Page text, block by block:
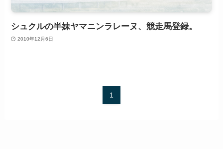
シュクルの半妹ヤマニンラレーヌ、競走馬登録。
2010年12月6日
1